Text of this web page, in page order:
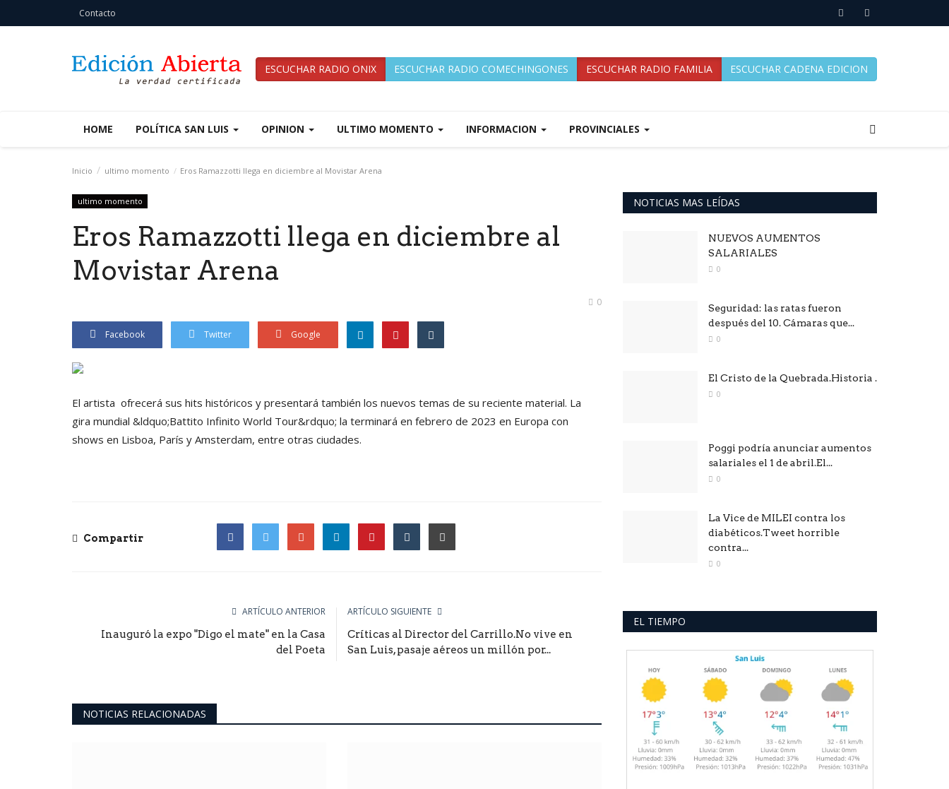
Contacto
ESCUCHAR RADIO ONIX ESCUCHAR RADIO COMECHINGONES ESCUCHAR RADIO FAMILIA ESCUCHAR CADENA EDICION
HOME POLÍTICA SAN LUIS OPINION ULTIMO MOMENTO INFORMACION PROVINCIALES
Inicio ultimo momento Eros Ramazzotti llega en diciembre al Movistar Arena
ultimo momento
Eros Ramazzotti llega en diciembre al
Movistar Arena
0
Facebook Twitter Google
El artista ofrecerá sus hits históricos y presentará también los nuevos temas de su reciente material. La
gira mundial &ldquo;Battito Infinito World Tour&rdquo; la terminará en febrero de 2023 en Europa con
shows en Lisboa, París y Amsterdam, entre otras ciudades.
Compartir
ARTÍCULO ANTERIOR
Inauguró la expo "Digo el mate" en la Casa
del Poeta
ARTÍCULO SIGUIENTE
Críticas al Director del Carrillo.No vive en
San Luis, pasaje aéreos un millón por...
NOTICIAS RELACIONADAS
NOTICIAS MAS LEÍDAS
NUEVOS AUMENTOS
SALARIALES
0
Seguridad: las ratas fueron
después del 10. Cámaras que...
0
El Cristo de la Quebrada.Historia .
0
Poggi podría anunciar aumentos
salariales el 1 de abril.El...
0
La Vice de MILEI contra los
diabéticos.Tweet horrible
contra...
0
EL TIEMPO